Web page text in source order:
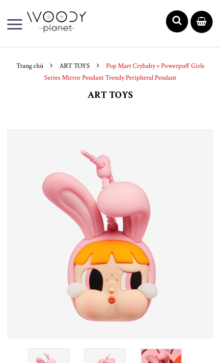
Trang chủ ART TOYS
Pop Mart Crybaby × Powerpuff Girls
Series Mirror Pendant Trendy Peripheral Pendant
ART TOYS